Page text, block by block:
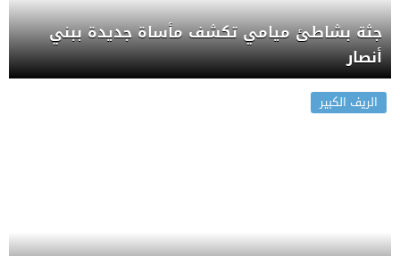
جثة بشاطئ ميامي تكشف مأساة جديدة ببني
أنصار
الريف الكبير